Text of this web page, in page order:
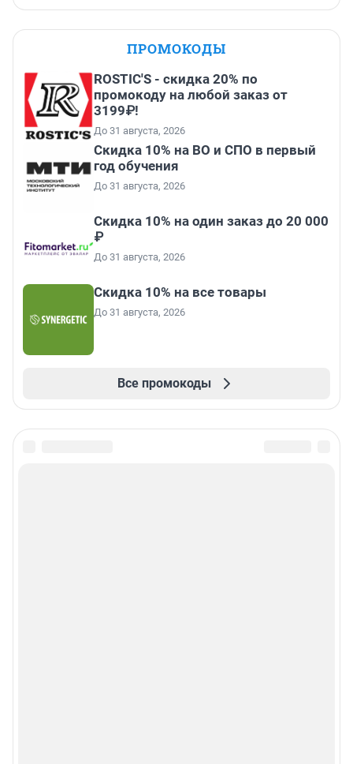
ПРОМОКОДЫ
ROSTIC'S - скидка 20% по
промокоду на любой заказ от
3199₽!
До 31 августа, 2026
Скидка 10% на ВО и СПО в первый
год обучения
До 31 августа, 2026
Скидка 10% на один заказ до 20 000
₽
До 31 августа, 2026
Скидка 10% на все товары
До 31 августа, 2026
Все промокоды